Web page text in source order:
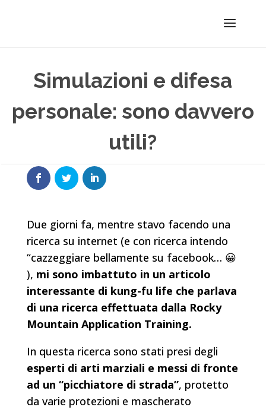
Simulazioni e difesa
personale: sono davvero
utili?
Due giorni fa, mentre stavo facendo una
ricerca su internet (e con ricerca intendo
“cazzeggiare bellamente su facebook… 😀
), mi sono imbattuto in un articolo
interessante di kung-fu life che parlava
di una ricerca effettuata dalla Rocky
Mountain Application Training.
In questa ricerca sono stati presi degli
esperti di arti marziali e messi di fronte
ad un “picchiatore di strada”, protetto
da varie protezioni e mascherato